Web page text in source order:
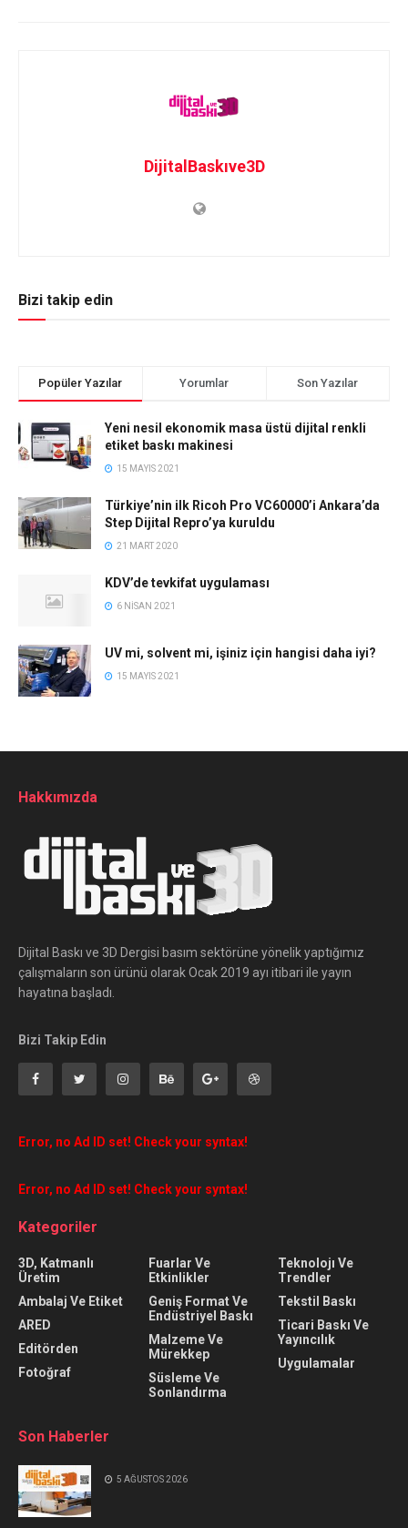
DijitalBaskıve3D
Bizi takip edin
Popüler Yazılar Yorumlar Son Yazılar
Yeni nesil ekonomik masa üstü dijital renkli
etiket baskı makinesi
15 MAYIS 2021
Türkiye’nin ilk Ricoh Pro VC60000’i Ankara’da
Step Dijital Repro’ya kuruldu
21 MART 2020
KDV’de tevkifat uygulaması
6 NISAN 2021
UV mi, solvent mi, işiniz için hangisi daha iyi?
15 MAYIS 2021
Hakkımızda
Dijital Baskı ve 3D Dergisi basım sektörüne yönelik yaptığımız
çalışmaların son ürünü olarak Ocak 2019 ayı itibari ile yayın
hayatına başladı.
Bizi Takip Edin
Error, no Ad ID set! Check your syntax!
Error, no Ad ID set! Check your syntax!
Kategoriler
3D, Katmanlı
Üretim
Ambalaj Ve Etiket
ARED
Editörden
Fotoğraf
Fuarlar Ve
Etkinlikler
Geniş Format Ve
Endüstriyel Baskı
Malzeme Ve
Mürekkep
Süsleme Ve
Sonlandırma
Teknolojı Ve
Trendler
Tekstil Baskı
Ticari Baskı Ve
Yayıncılık
Uygulamalar
Son Haberler
5 AĞUSTOS 2026